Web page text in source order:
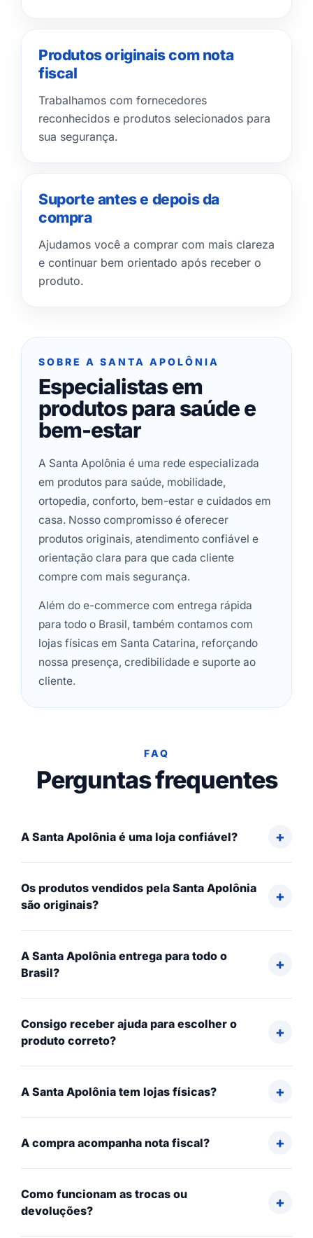
Produtos originais com nota
fiscal
Trabalhamos com fornecedores
reconhecidos e produtos selecionados para
sua segurança.
Suporte antes e depois da
compra
Ajudamos você a comprar com mais clareza
e continuar bem orientado após receber o
produto.
SOBRE A SANTA APOLÔNIA
Especialistas em
produtos para saúde e
bem-estar
A Santa Apolônia é uma rede especializada
em produtos para saúde, mobilidade,
ortopedia, conforto, bem-estar e cuidados em
casa. Nosso compromisso é oferecer
produtos originais, atendimento confiável e
orientação clara para que cada cliente
compre com mais segurança.
Além do e-commerce com entrega rápida
para todo o Brasil, também contamos com
lojas físicas em Santa Catarina, reforçando
nossa presença, credibilidade e suporte ao
cliente.
FAQ
Perguntas frequentes
A Santa Apolônia é uma loja confiável?
Os produtos vendidos pela Santa Apolônia
são originais?
A Santa Apolônia entrega para todo o
Brasil?
Consigo receber ajuda para escolher o
produto correto?
A Santa Apolônia tem lojas físicas?
A compra acompanha nota fiscal?
Como funcionam as trocas ou
devoluções?